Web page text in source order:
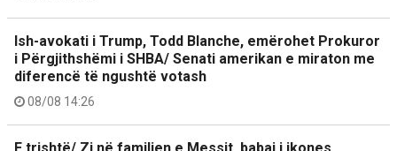
Ish-avokati i Trump, Todd Blanche, emërohet Prokuror
i Përgjithshëmi i SHBA/ Senati amerikan e miraton me
diferencë të ngushtë votash
08/08 14:26